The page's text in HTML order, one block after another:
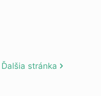
Ďalšia stránka